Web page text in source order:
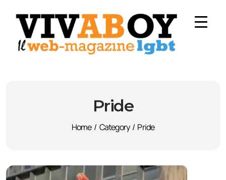
Pride
Home / Category / Pride